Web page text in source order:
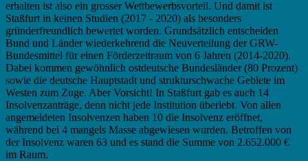
erhalten ist also ein grosser Wettbewerbsvorteil. Und damit ist
Staßfurt in keinen Studien (2017 - 2020) als besonders
gründerfreundlich bewertet worden. Grundsätzlich entscheiden
Bund und Länder wiederkehrend die Neuverteilung der GRW-
Bundesmittel für einen Förderzeitraum von 6 Jahren (2014-2020).
Dabei kommen gewöhnlich ostdeutsche Bundesländer (80 Prozent)
sowie die deutsche Hauptstadt und strukturschwache Gebiete im
Westen zum Zuge. Aber Vorsicht! In Staßfurt gab es auch 14
Insolvenzanträge, denn nicht jede Institution überlebt. Von allen
angemeldeten Insolvenzen haben 10 die Insolvenz eröffnet,
während bei 4 mangels Masse abgewiesen wurden. Betroffen von
der Insolvenz waren 63 und es stand die Summe von 2.652.000 €
im Raum.